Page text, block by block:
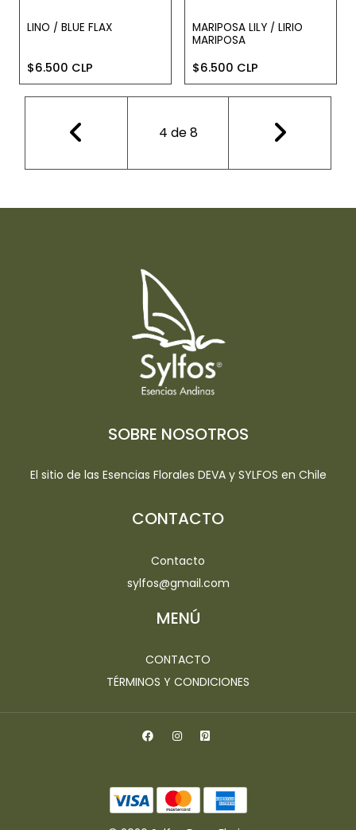
LINO / BLUE FLAX
$6.500 CLP
MARIPOSA LILY / LIRIO
MARIPOSA
$6.500 CLP
4 de8
SOBRE NOSOTROS
El sitio de las Esencias Florales DEVA y SYLFOS en Chile
CONTACTO
Contacto
sylfos@gmail.com
MENÚ
CONTACTO
TÉRMINOS Y CONDICIONES